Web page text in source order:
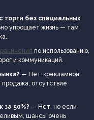
торги без специальных
упрощает жизнь — там
по использованию,
и коммуникаций.
— Нет «рекламной
отсутствие
за 50%? — Нет, но если
шансы очень